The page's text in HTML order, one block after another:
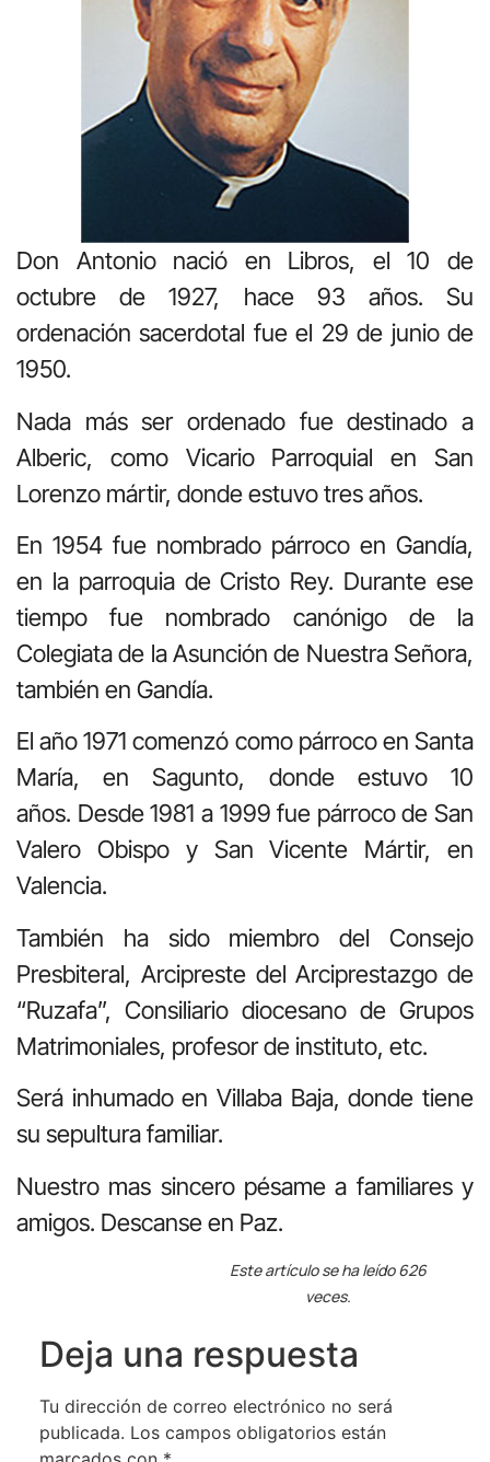
Don Antonio nació en Libros, el 10 de
octubre de 1927, hace 93 años. Su
ordenación sacerdotal fue el 29 de junio de
1950.
Nada más ser ordenado fue destinado a
Alberic, como Vicario Parroquial en San
Lorenzo mártir, donde estuvo tres años.
En 1954 fue nombrado párroco en Gandía,
en la parroquia de Cristo Rey. Durante ese
tiempo fue nombrado canónigo de la
Colegiata de la Asunción de Nuestra Señora,
también en Gandía.
El año 1971 comenzó como párroco en Santa
María, en Sagunto, donde estuvo 10
años. Desde 1981 a 1999 fue párroco de San
Valero Obispo y San Vicente Mártir, en
Valencia.
También ha sido miembro del Consejo
Presbiteral, Arcipreste del Arciprestazgo de
“Ruzafa”, Consiliario diocesano de Grupos
Matrimoniales, profesor de instituto, etc.
Será inhumado en Villaba Baja, donde tiene
su sepultura familiar.
Nuestro mas sincero pésame a familiares y
amigos. Descanse en Paz.
Este artículo se ha leído 626
veces.
Deja una respuesta
Tu dirección de correo electrónico no será
publicada. Los campos obligatorios están